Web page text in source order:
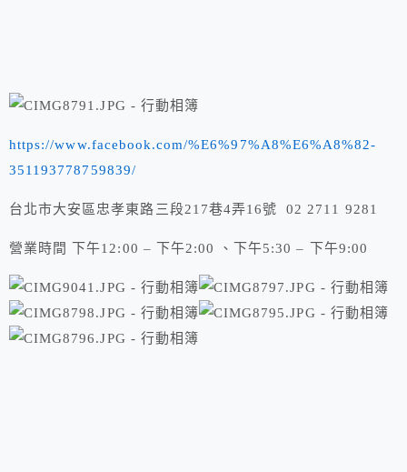
https://www.facebook.com/%E6%97%A8%E6%A8%82-
351193778759839/
台北市大安區忠孝東路三段217巷4弄16號 02 2711 9281
營業時間 下午12:00 – 下午2:00 、下午5:30 – 下午9:00